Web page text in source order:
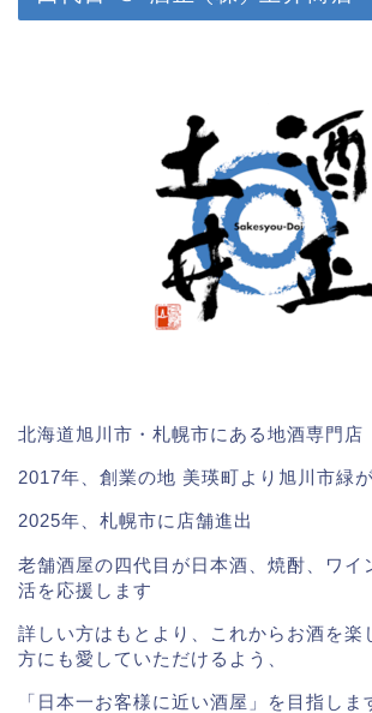
北海道旭川市・札幌市にある地酒専門店
2017年、創業の地 美瑛町より旭川市緑
2025年、札幌市に店舗進出
老舗酒屋の四代目が日本酒、焼酎、ワイ
活を応援します
詳しい方はもとより、これからお酒を楽
方にも愛していただけるよう、
「日本一お客様に近い酒屋」を目指しま